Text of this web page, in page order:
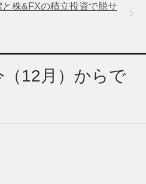
株&FXの積立投資で脱サ
12月）からで